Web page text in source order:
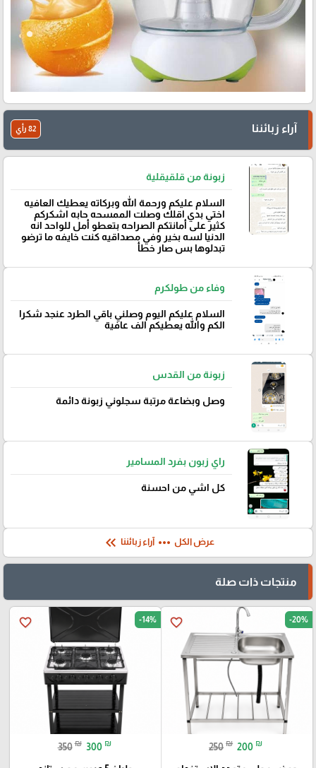
آراء زبائننا 82 رأي
زبونة من قلقيقلية
السلام عليكم ورحمة الله وبركاته يعطيك العافيه
اختي بدي اقلك وصلت الممسحه حابه اشكركم
كثير على أمانتكم الصراحه بتعطو أمل للواحد انه
الدنيا لسه بخير وفي مصداقيه كنت خايفه ما ترضو
تبدلوها بس صار خطأ
وفاء من طولكرم
السلام عليكم اليوم وصلني باقي الطرد عنجد شكرا
الكم والله يعطيكم الف عافية
زبونة من القدس
وصل وبضاعة مرتبة سجلوني زبونة دائمة
راي زبون بفرد المسامير
كل اشي من احسنة
عرض الكل more_horiz آراء زبائننا keyboard_double_arrow_left
منتجات ذات صلة
favorite_border -20%
250 ₪ 200 ₪
favorite_border -14%
350 ₪ 300 ₪